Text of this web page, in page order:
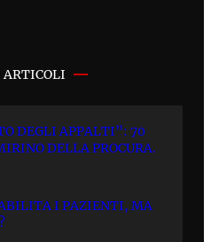
DEGLI APPALTI”: 70
DELLA PROCURA.
I PAZIENTI, MA